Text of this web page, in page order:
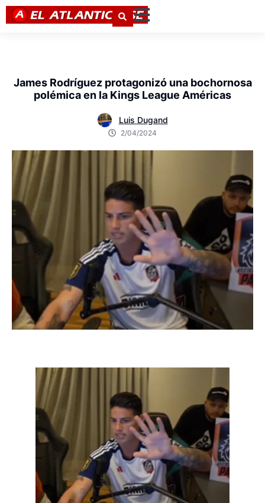
James Rodríguez protagonizó una bochornosa
polémica en la Kings League Américas
Luis Dugand
2/04/2024